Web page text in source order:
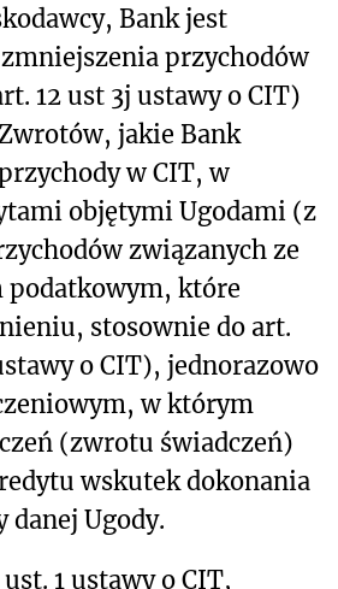
Bank jest
przychodów
12 ust 3j ustawy o CIT)
jakie Bank
w CIT, w
objętymi Ugodami (z
związanych ze
podatkowym, które
stosownie do art.
o CIT), jednorazowo
w którym
(zwrotu świadczeń)
wskutek dokonania
danej Ugody.
1 ustawy o CIT,